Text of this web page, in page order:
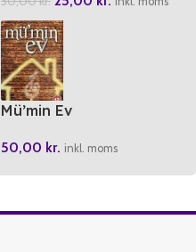
Mü’min Ev
50,00 kr. inkl. moms